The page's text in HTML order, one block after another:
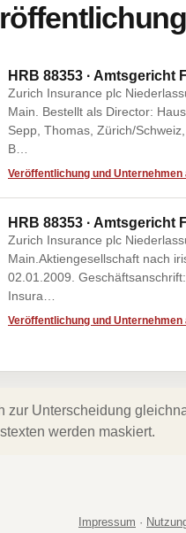
HRB 88353 · Amtsgericht
Zurich Insurance plc
Main. Bestellt als Director:
Sepp, Thomas, Zürich/
B…
Veröffentlichung und Unternehmen
HRB 88353 · Amtsgericht
Zurich Insurance plc
Main.Aktiengesellschaft nach
02.01.2009.
Insura…
Veröffentlichung und Unternehmen
zur Unterscheidung
werden maskiert.
Impressum ·